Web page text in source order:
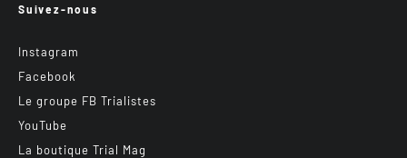
Suivez-nous
Instagram
Facebook
Le groupe FB Trialistes
YouTube
La boutique Trial Mag